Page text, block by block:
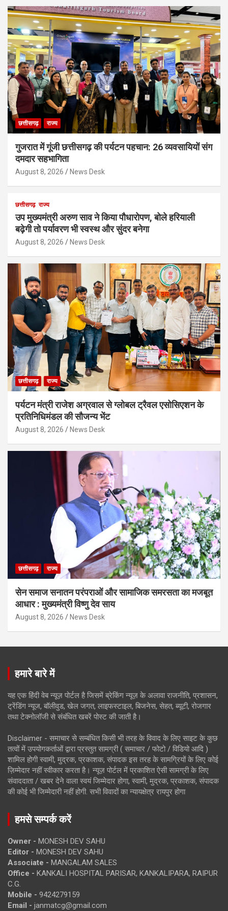
छत्तीसगढ़ राज्य
गुजरात में गूंजी छत्तीसगढ़ की पर्यटन पहचान: 26 व्यवसायियों संग
दमदार सहभागिता
August 8, 2026 News Desk
छत्तीसगढ़ राज्य
उप मुख्यमंत्री अरुण साव ने किया पौधारोपण, बोले हरियाली
बढ़ेगी तो पर्यावरण भी स्वस्थ और सुंदर बनेगा
August 8, 2026 News Desk
छत्तीसगढ़ राज्य
पर्यटन मंत्री राजेश अग्रवाल से ग्लोबल ट्रैवल एसोसिएशन के
प्रतिनिधिमंडल की सौजन्य भेंट
August 8, 2026 News Desk
छत्तीसगढ़ राज्य
सेन समाज सनातन परंपराओं और सामाजिक समरसता का मजबूत
आधार : मुख्यमंत्री विष्णु देव साय
August 8, 2026 News Desk
हमारे बारे में
यह एक हिंदी वेब न्यूज़ पोर्टल है जिसमें ब्रेकिंग न्यूज़ के अलावा राजनीति, प्रशासन,
ट्रेंडिंग न्यूज, बॉलीवुड, खेल जगत, लाइफस्टाइल, बिजनेस, सेहत, ब्यूटी, रोजगार
तथा टेक्नोलॉजी से संबंधित खबरें पोस्ट की जाती है।
Disclaimer - समाचार से सम्बंधित किसी भी तरह के विवाद के लिए साइट के कुछ
तत्वों में उपयोगकर्ताओं द्वारा प्रस्तुत सामग्री ( समाचार / फोटो / विडियो आदि )
शामिल होगी स्वामी, मुद्रक, प्रकाशक, संपादक इस तरह के सामग्रियों के लिए कोई
ज़िम्मेदार नहीं स्वीकार करता है। न्यूज़ पोर्टल में प्रकाशित ऐसी सामग्री के लिए
संवाददाता / खबर देने वाला स्वयं जिम्मेदार होगा, स्वामी, मुद्रक, प्रकाशक, संपादक
की कोई भी जिम्मेदारी नहीं होगी. सभी विवादों का न्यायक्षेत्र रायपुर होगा
हमसे सम्पर्क करें
Owner - MONESH DEV SAHU
Editor - MONESH DEV SAHU
Associate - MANGALAM SALES
Office - KANKALI HOSPITAL PARISAR, KANKALIPARA, RAIPUR
C.G.
Mobile - 9424279159
Email - janmatcg@gmail.com